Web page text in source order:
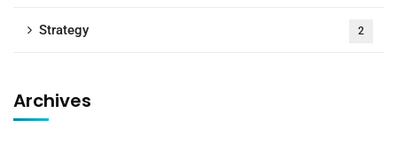
Strategy 2
Archives